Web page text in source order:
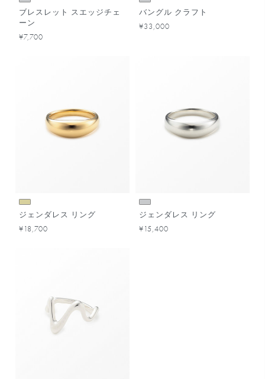
ブレスレット スエッジチェ
ーン
¥7,700
バングル クラフト
¥33,000
ジェンダレス リング
¥18,700
ジェンダレス リング
¥15,400